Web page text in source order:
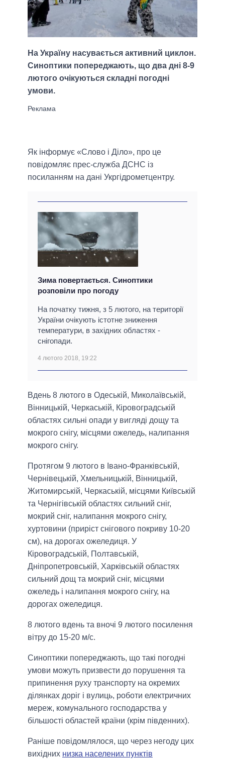
На Україну насувається активний циклон.
Синоптики попереджають, що два дні 8-9
лютого очікуються складні погодні
умови.
Як інформує «Слово і Діло», про це
повідомляє прес-служба ДСНС із
посиланням на дані Укргідрометцентру.
Зима повертається. Синоптики
розповіли про погоду
На початку тижня, з 5 лютого, на території
України очікують істотне зниження
температури, в західних областях -
снігопади.
4 лютого 2018, 19:22
Вдень 8 лютого в Одеській, Миколаївській,
Вінницькій, Черкаській, Кіровоградській
областях сильні опади у вигляді дощу та
мокрого снігу, місцями ожеледь, налипання
мокрого снігу.
Протягом 9 лютого в Івано-Франківській,
Чернівецькій, Хмельницькій, Вінницькій,
Житомирській, Черкаській, місцями Київській
та Чернігівській областях сильний сніг,
мокрий сніг, налипання мокрого снігу,
хуртовини (приріст снігового покриву 10-20
см), на дорогах ожеледиця. У
Кіровоградській, Полтавській,
Дніпропетровській, Харківській областях
сильний дощ та мокрий сніг, місцями
ожеледь і налипання мокрого снігу, на
дорогах ожеледиця.
8 лютого вдень та вночі 9 лютого посилення
вітру до 15-20 м/с.
Синоптики попереджають, що такі погодні
умови можуть призвести до порушення та
припинення руху транспорту на окремих
ділянках доріг і вулиць, роботи електричних
мереж, комунального господарства у
більшості областей країни (крім південних).
Раніше повідомлялося, що через негоду цих
вихідних низка населених пунктів